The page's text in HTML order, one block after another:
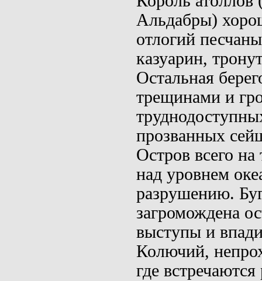
Альдабры)
отлогий
казуарин,
Остальная
тре­щинами и
прозванных
Остров всего на
над уровнем
разрушению.
загромождена
выступы и
Колючий,
где